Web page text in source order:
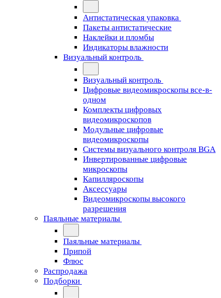
Антистатическая упаковка
Пакеты антистатические
Наклейки и пломбы
Индикаторы влажности
Визуальный контроль
Визуальный контроль
Цифровые видеомикроскопы все-в-
одном
Комплекты цифровых
видеомикроскопов
Модульные цифровые
видеомикроскопы
Cистемы визуального контроля BGA
Инвертированные цифровые
микроскопы
Капилляроскопы
Аксессуары
Видеомикроскопы высокого
разрешения
Паяльные материалы
Паяльные материалы
Припой
Флюс
Распродажа
Подборки